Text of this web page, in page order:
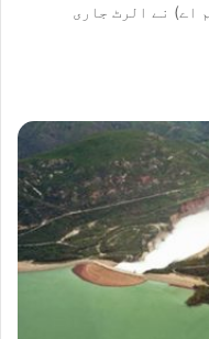
اے) نے الرٹ جاری